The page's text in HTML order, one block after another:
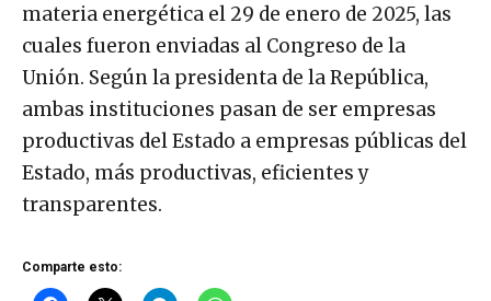
materia energética el 29 de enero de 2025, las
cuales fueron enviadas al Congreso de la
Unión. Según la presidenta de la República,
ambas instituciones pasan de ser empresas
productivas del Estado a empresas públicas del
Estado, más productivas, eficientes y
transparentes.
Comparte esto: